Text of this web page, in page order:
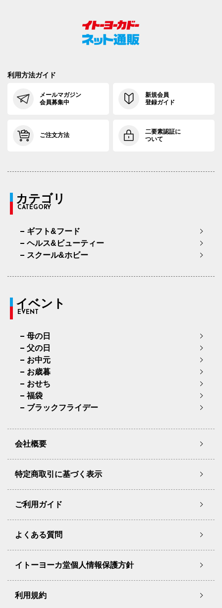
利用方法ガイド
メールマガジン
会員募集中
新規会員
登録ガイド
ご注文方法
二要素認証に
ついて
カテゴリ
CATEGORY
ギフト&フード
ヘルス&ビューティー
スクール&ホビー
イベント
EVENT
母の日
父の日
お中元
お歳暮
おせち
福袋
ブラックフライデー
会社概要
特定商取引に基づく表示
ご利用ガイド
よくある質問
イトーヨーカ堂個人情報保護方針
利用規約